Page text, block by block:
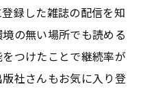
録した雑誌の配信を知
の無い場所でも読める
つけたことで継続率が
社さんもお気に入り登